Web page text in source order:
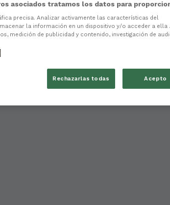
asociados tratamos los datos para
precisa. Analizar activamente las características del
la información en un dispositivo y/o acceder a ella .
medición de publicidad y contenido, investigación de
Rechazarlas todas Acepto